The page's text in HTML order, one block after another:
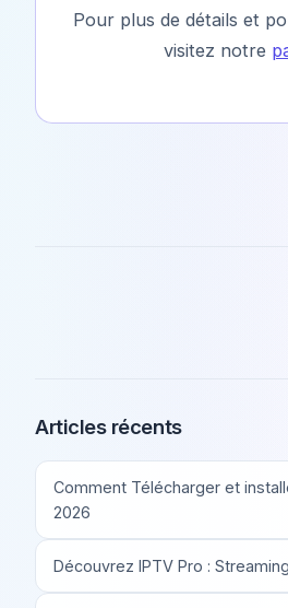
Pour plus de détails et
visitez notre
Articles récents
Comment Télécharger et
2026
Découvrez IPTV Pro :